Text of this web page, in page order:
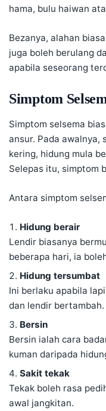
hama, bulu haiwan
Bezanya, alahan
juga boleh berulang
apabila seseorang
Simptom
Simptom selsema
ansur. Pada awalnya,
kering, hidung mula
Selepas itu, simptom
Antara simptom
Hidung berair
Lendir biasanya
beberapa hari, ia
Hidung tersumbat
Ini berlaku apabila
dan lendir bertambah.
Bersin
Bersin ialah cara
kuman daripada
Sakit tekak
Tekak boleh rasa
awal jangkitan.